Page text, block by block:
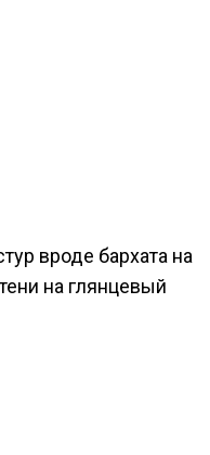
вроде бархата на
на глянцевый